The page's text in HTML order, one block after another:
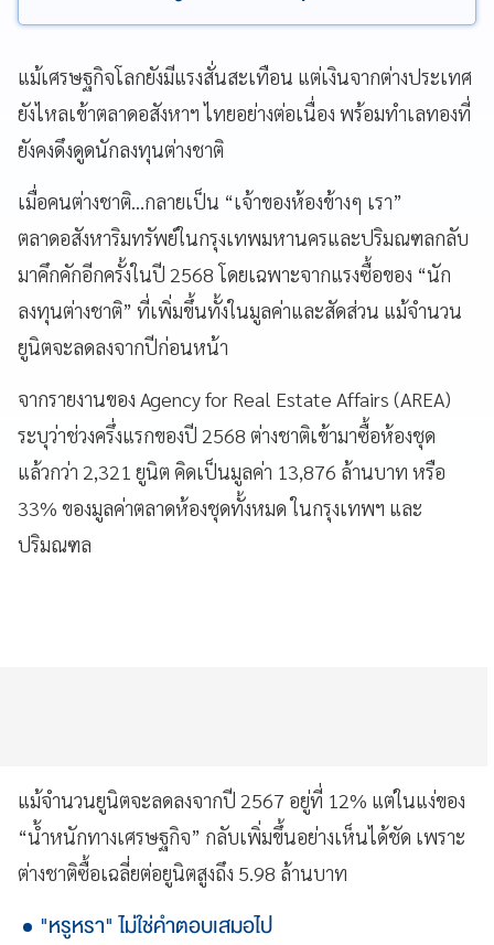
แม้เศรษฐกิจโลกยังมีแรงสั่นสะเทือน แต่เงินจากต่างประเทศ
ยังไหลเข้าตลาดอสังหาฯ ไทยอย่างต่อเนื่อง พร้อมทำเลทองที่
ยังคงดึงดูดนักลงทุนต่างชาติ
เมื่อคนต่างชาติ...กลายเป็น “เจ้าของห้องข้างๆ เรา”
ตลาดอสังหาริมทรัพย์ในกรุงเทพมหานครและปริมณฑลกลับ
มาคึกคักอีกครั้งในปี 2568 โดยเฉพาะจากแรงซื้อของ “นัก
ลงทุนต่างชาติ” ที่เพิ่มขึ้นทั้งในมูลค่าและสัดส่วน แม้จำนวน
ยูนิตจะลดลงจากปีก่อนหน้า
จากรายงานของ Agency for Real Estate Affairs (AREA)
ระบุว่าช่วงครึ่งแรกของปี 2568 ต่างชาติเข้ามาซื้อห้องชุด
แล้วกว่า 2,321 ยูนิต คิดเป็นมูลค่า 13,876 ล้านบาท หรือ
33% ของมูลค่าตลาดห้องชุดทั้งหมด ในกรุงเทพฯ และ
ปริมณฑล
แม้จำนวนยูนิตจะลดลงจากปี 2567 อยู่ที่ 12% แต่ในแง่ของ
“น้ำหนักทางเศรษฐกิจ” กลับเพิ่มขึ้นอย่างเห็นได้ชัด เพราะ
ต่างชาติซื้อเฉลี่ยต่อยูนิตสูงถึง 5.98 ล้านบาท
"หรูหรา" ไม่ใช่คำตอบเสมอไป